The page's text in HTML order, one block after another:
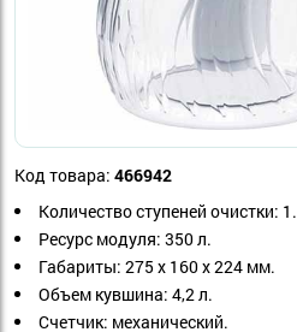
Код товара: 466942
Количество ступеней очистки: 1.
Ресурс модуля: 350 л.
Габариты: 275 х 160 х 224 мм.
Объем кувшина: 4,2 л.
Счетчик: механический.